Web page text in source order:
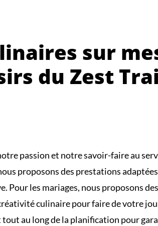
sur
du Zest
passion et notre savoir-faire au
proposons des prestations
Pour les mariages, nous proposons
culinaire pour faire de votre
au long de la planification pour